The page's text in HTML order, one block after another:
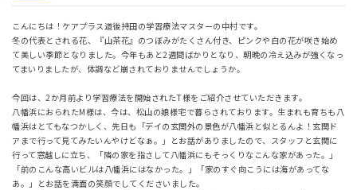
リクルート
お問い合わせ
体験希望
こんにちは！ケアプラス道後持田の学習療法マスターの中村です。
冬の代表とされる花、『山茶花』のつぼみがたくさん付き、ピンクや白の花が咲き始め
て美しい季節となりました。今年もあと2週間ばかりとなり、朝晩の冷え込みが強くなっ
てまいりましたが、体調など崩されておりませんでしょうか。
今回は、2か月前より学習療法を開始されたT様をご紹介させていただきます。
八幡浜におられたM様は、今は、松山の娘様宅で暮らされております。生まれも育ちも八
幡浜はとてもなつかしく、先日も「デイの玄関外の景色が八幡浜と似とるんよ！玄関ド
アまで行って見てみたいんやけどなぁ。」とお話がありましたので、スタッフと玄関に
行って窓越しに立ち、「隣の家を指さして八幡浜にもそっくりなこんな家があった。」
「前のこんな高いビルは八幡浜にはなかった。」「家のすぐ向こうには海があってな
あ。」とお話を満面の笑顔でしてくださいました。